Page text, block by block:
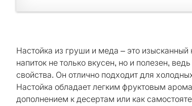
Настойка из груши и меда – это
напиток не только вкусен, но и полезен,
свойства. Он отлично подходит для
Настойка обладает легким фруктовым
дополнением к десертам или как